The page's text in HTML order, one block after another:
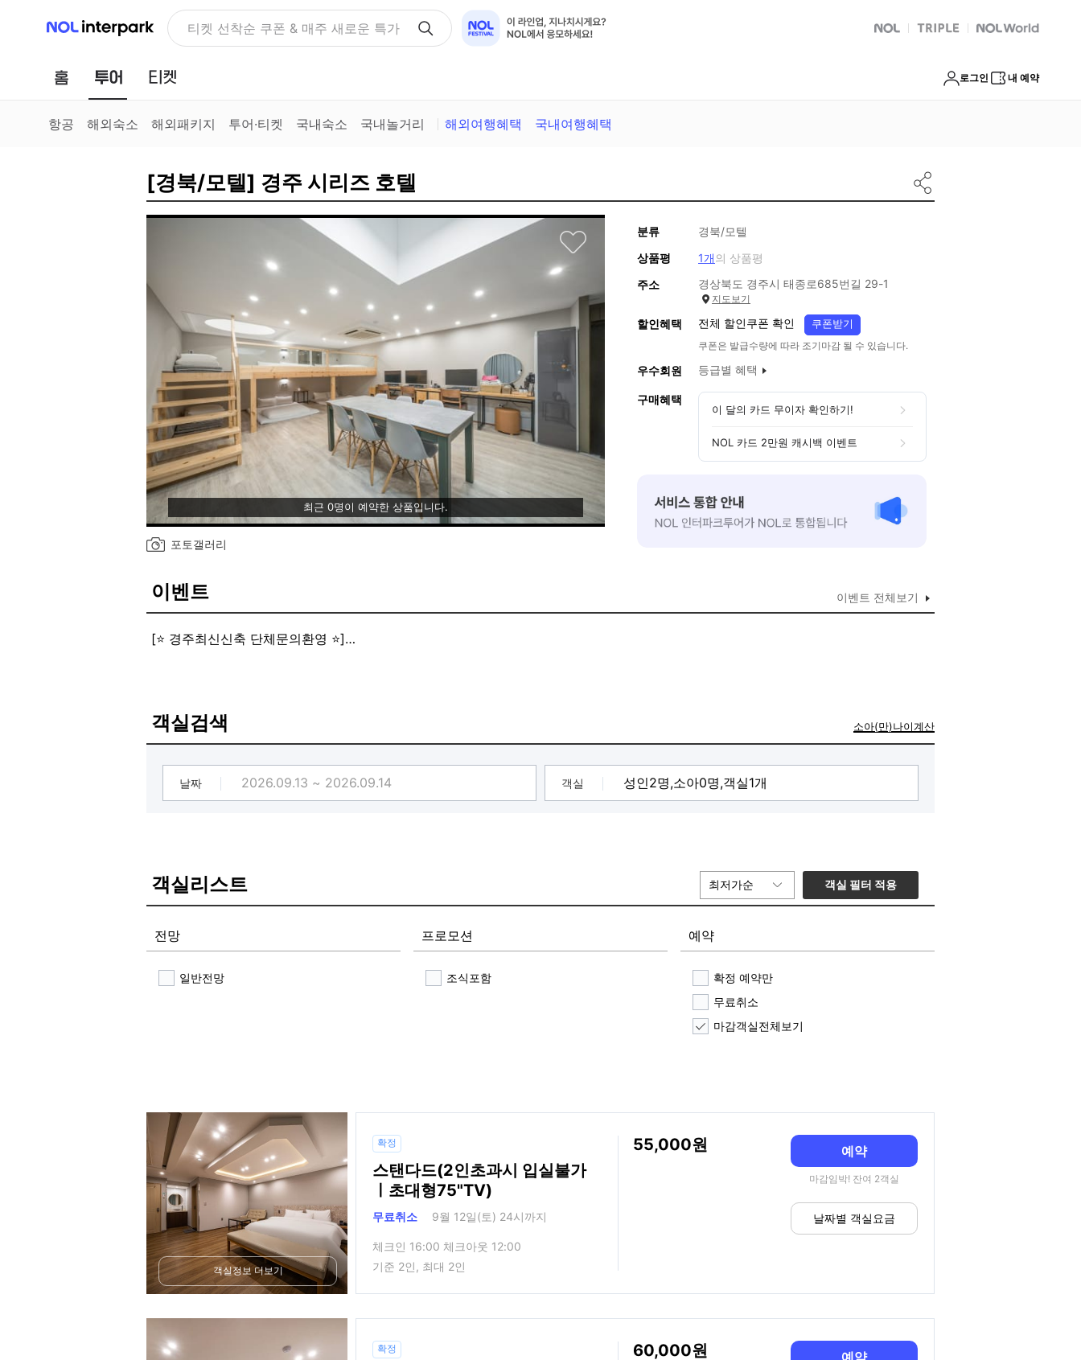
NOL 인터파크 티켓 선착순 쿠폰 & 매주 새로운 특가 NOL 트리플 Global Interpark
홈 투어 로그인 내 예약
항공 해외숙소 해외패키지 투어·티켓 국내숙소 국내놀거리 해외여행혜택 국내여행혜택
[경북/모텔] 경주 시리즈 호텔
최근 0명이 예약한 상품입니다.
포토갤러리
분류
경북/모텔
상품평
1개의 상품평
주소
경상북도 경주시 태종로685번길 29-1
지도보기
할인혜택 전체 할인쿠폰 확인 쿠폰받기
쿠폰은 발급수량에 따라 조기마감 될 수 있습니다.
우수회원 등급별 혜택
구매혜택
이 달의 카드 무이자 확인하기!
NOL 카드 2만원 캐시백 이벤트
이벤트 이벤트 전체보기
[⭐ 경주최신신축 단체문의환영 ⭐]
객실검색 소아(만)나이계산
날짜 객실
객실리스트 최저가순 객실 필터 적용
전망
일반전망
프로모션
조식포함
예약
확정 예약만
무료취소
마감객실전체보기
객실정보 더보기
확정
스탠다드(2인초과시 입실불가
ㅣ초대형75"TV)
무료취소 9월 12일(토) 24시까지
체크인 16:00 체크아웃 12:00
기준 2인, 최대 2인
55,000 예약
마감임박! 잔여 2객실
날짜별 객실요금
확정 60,000